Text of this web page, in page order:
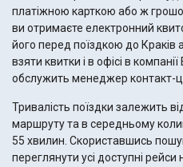
платіжною карткою або ж грошовим
ви отримаєте електронний
його перед поїздкою до
взяти квитки і в офісі в
обслужить менеджер контакт-
Тривалість поїздки залежить
маршруту та в середньому
55 хвилин. Скориставшись пошуком за напрямком ви можете
переглянути усі доступні